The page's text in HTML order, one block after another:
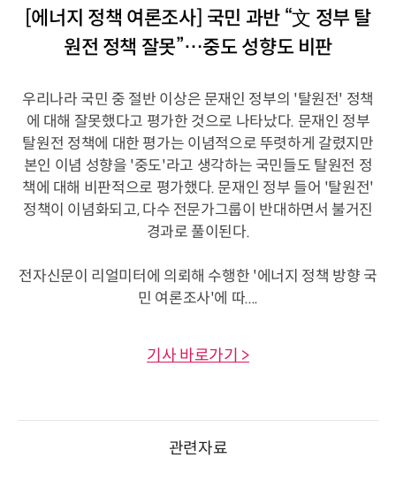
[에너지 정책 여론조사] 국민 과반 “文 정부 탈
원전 정책 잘못”…중도 성향도 비판
우리나라 국민 중 절반 이상은 문재인 정부의 '탈원전' 정책
에 대해 잘못했다고 평가한 것으로 나타났다. 문재인 정부
탈원전 정책에 대한 평가는 이념적으로 뚜렷하게 갈렸지만
본인 이념 성향을 '중도'라고 생각하는 국민들도 탈원전 정
책에 대해 비판적으로 평가했다. 문재인 정부 들어 '탈원전'
정책이 이념화되고, 다수 전문가그룹이 반대하면서 불거진
경과로 풀이된다.
전자신문이 리얼미터에 의뢰해 수행한 '에너지 정책 방향 국
민 여론조사'에 따....
기사 바로가기 >
관련자료